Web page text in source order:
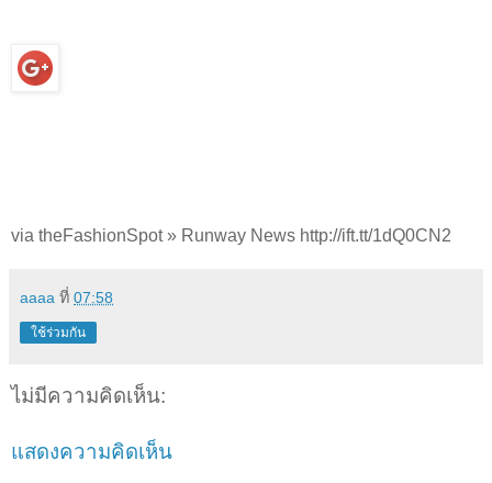
via theFashionSpot » Runway News http://ift.tt/1dQ0CN2
aaaa ที่ 07:58
ใช้ร่วมกัน
ไม่มีความคิดเห็น:
แสดงความคิดเห็น